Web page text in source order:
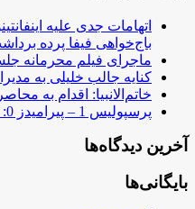
اتهامات جدی علیه
باج‌خواهی فیفا پرده
ماجرای فیلم محرمانه
کنایه جالب خلیلی به
خاتم‌الانبیا: اقدام به
پرسپولیس 1 – پیرامیدز 0: شکست قهرمان آفریقا!
آخرین دیدگاه‌ها
بایگانی‌ها